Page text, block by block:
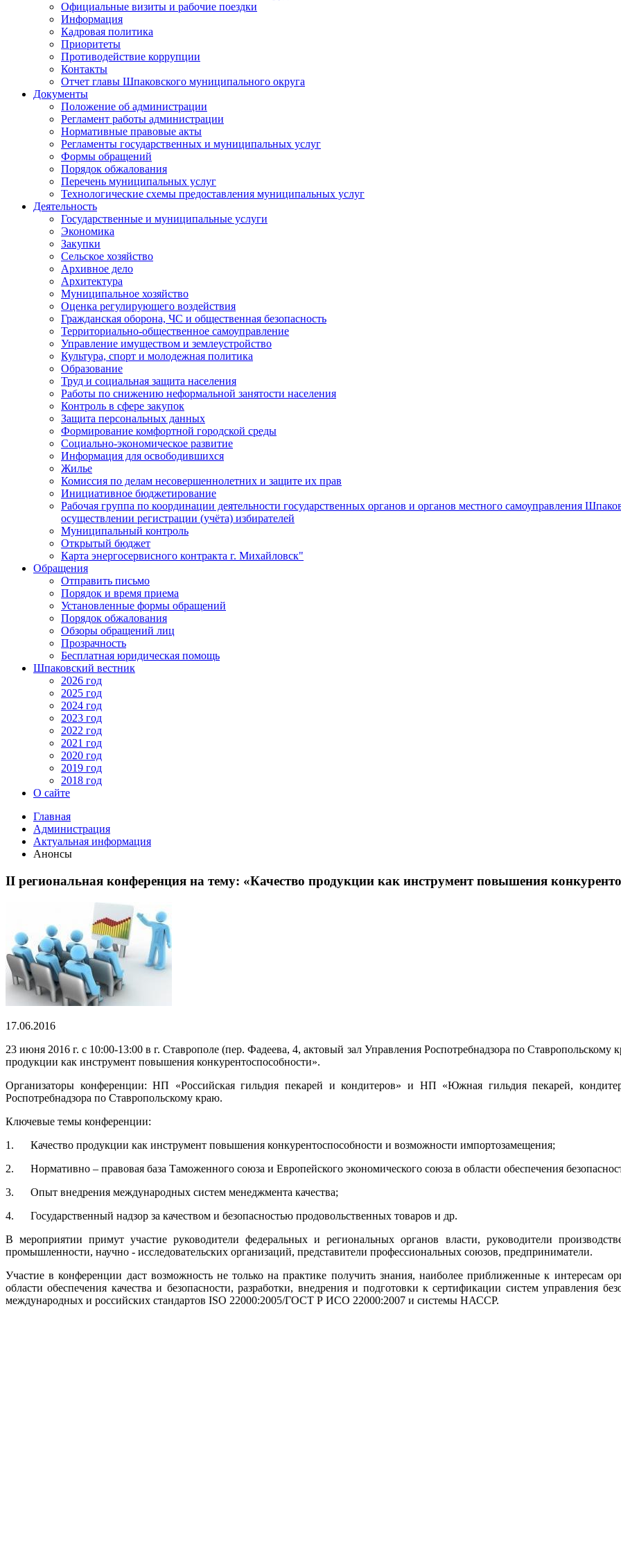
Официальные визиты и рабочие поездки
Информация
Кадровая политика
Приоритеты
Противодействие коррупции
Контакты
Отчет главы Шпаковского муниципального округа
Документы
Положение об администрации
Регламент работы администрации
Нормативные правовые акты
Регламенты государственных и муниципальных услуг
Формы обращений
Порядок обжалования
Перечень муниципальных услуг
Технологические схемы предоставления муниципальных услуг
Деятельность
Государственные и муниципальные услуги
Экономика
Закупки
Сельское хозяйство
Архивное дело
Архитектура
Муниципальное хозяйство
Оценка регулирующего воздействия
Гражданская оборона, ЧС и общественная безопасность
Территориально-общественное самоуправление
Управление имуществом и землеустройство
Культура, спорт и молодежная политика
Образование
Труд и социальная защита населения
Работы по снижению неформальной занятости населения
Контроль в сфере закупок
Защита персональных данных
Формирование комфортной городской среды
Социально-экономическое развитие
Информация для освободившихся
Жилье
Комиссия по делам несовершеннолетних и защите их прав
Инициативное бюджетирование
Рабочая группа по координации деятельности государственных органов и органов местного самоуправления
осуществлении регистрации (учёта) избирателей
Муниципальный контроль
Открытый бюджет
Карта энергосервисного контракта г. Михайловск"
Обращения
Отправить письмо
Порядок и время приема
Установленные формы обращений
Порядок обжалования
Обзоры обращений лиц
Прозрачность
Бесплатная юридическая помощь
Шпаковский вестник
2026 год
2025 год
2024 год
2023 год
2022 год
2021 год
2020 год
2019 год
2018 год
О сайте
Главная
Администрация
Актуальная информация
Анонсы
II региональная конференция на тему: «Качество продукции как инструмент повышения
17.06.2016
23 июня 2016 г. с 10:00-13:00 в г. Ставрополе (пер. Фадеева, 4, актовый зал Управления Роспотребнадзора по Ставропольскому
продукции как инструмент повышения конкурентоспособности».
Организаторы конференции: НП «Российская гильдия пекарей и кондитеров» и НП «Южная гильдия пекарей,
Роспотребнадзора по Ставропольскому краю.
Ключевые темы конференции:
1. Качество продукции как инструмент повышения конкурентоспособности и возможности импортозамещения;
2. Нормативно – правовая база Таможенного союза и Европейского экономического союза в области обеспечения
3. Опыт внедрения международных систем менеджмента качества;
4. Государственный надзор за качеством и безопасностью продовольственных товаров и др.
В мероприятии примут участие руководители федеральных и региональных органов власти, руководители
промышленности, научно - исследовательских организаций, представители профессиональных союзов, предприниматели.
Участие в конференции даст возможность не только на практике получить знания, наиболее приближенные к интересам
области обеспечения качества и безопасности, разработки, внедрения и подготовки к сертификации систем управления
международных и российских стандартов ISO 22000:2005/ГОСТ Р ИСО 22000:2007 и системы НАССР.